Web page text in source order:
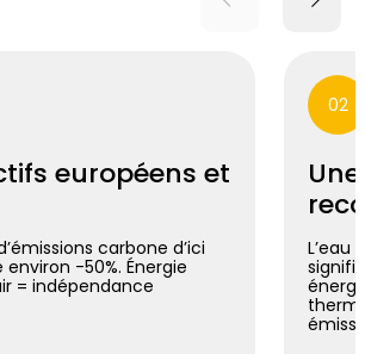
européens et
carbone d’ici
environ -50%. Énergie
= indépendance
02
L’eau